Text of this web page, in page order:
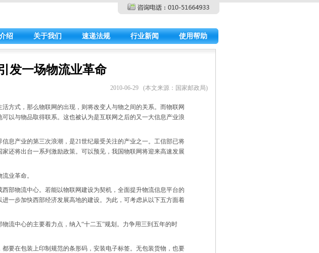
绍 关于我们 速递法规 行业新闻 使用帮助
发一场物流业革命
2010-06-29 (本文来源：国家邮政局)
方式，那么物联网的出现，则将改变人与物之间的关系。而物联网
以与物品取得联系。这也被认为是互联网之后的又一大信息产业浪
产业的第三次浪潮，是21世纪最受关注的产业之一。工信部已将
还将出台一系列激励政策。可以预见，我国物联网将迎来高速发展
业革命。
物流中心。若能以物联网建设为契机，全面提升物流信息平台的
一步加快西部经济发展高地的建设。为此，可考虑从以下五方面着
中心的主要着力点，纳入“十二五”规划。力争用三到五年的时
在包装上印制规范的条形码，安装电子标签。无包装货物，也要